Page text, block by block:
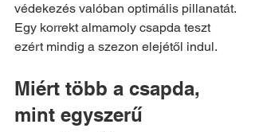
védekezés valóban optimális pillanatát.
Egy korrekt almamoly csapda teszt
ezért mindig a szezon elejétől indul.
Miért több a csapda,
mint egyszerű